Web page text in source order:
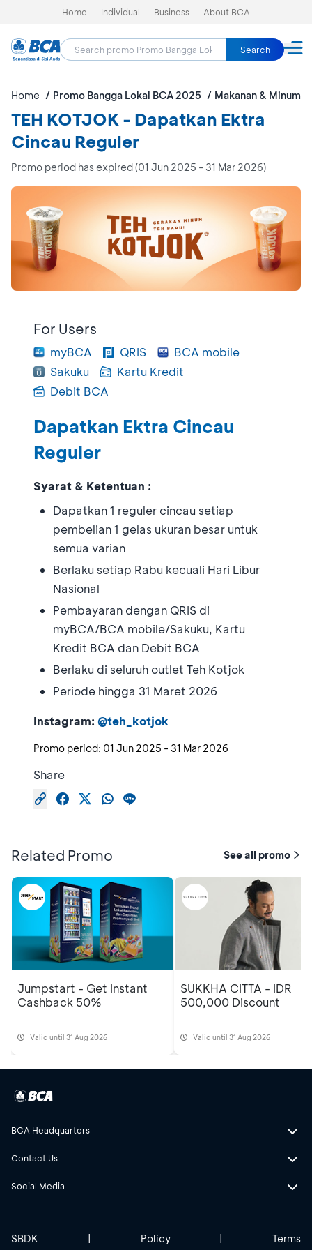
Home Individual Business About BCA
Search
Home Promo Bangga Lokal BCA 2025 Makanan & Minuman
TEH KOTJOK - Dapatkan Ektra
Cincau Reguler
Promo period has expired (01 Jun 2025 - 31 Mar 2026)
For Users
myBCA QRIS
BCA mobile
Sakuku
Kartu Kredit
Debit BCA
Dapatkan Ektra Cincau
Reguler
Syarat & Ketentuan :
Dapatkan 1 reguler cincau setiap
pembelian 1 gelas ukuran besar untuk
semua varian
Berlaku setiap Rabu kecuali Hari Libur
Nasional
Pembayaran dengan QRIS di
myBCA/BCA mobile/Sakuku, Kartu
Kredit BCA dan Debit BCA
Berlaku di seluruh outlet Teh Kotjok
Periode hingga 31 Maret 2026
Instagram: @teh_kotjok
Promo period: 01 Jun 2025 - 31 Mar 2026
Share
Related Promo See all promo
Jumpstart - Get Instant
Cashback 50%
Valid until 31 Aug 2026
SUKKHA CITTA - IDR
500,000 Discount
Valid until 31 Aug 2026
BCA Headquarters
Contact Us
Social Media
SBDK | Policy | Terms